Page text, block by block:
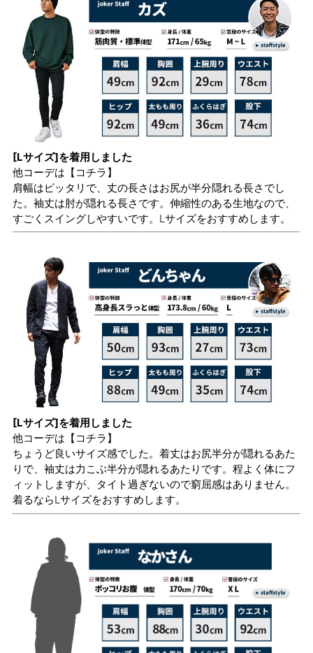
[Lサイズ]を着用しました
他コーデは 【コチラ】
肩幅はピッタリで、丈の長さはお尻が半分隠れる長さでし
た。袖丈は肘が隠れる長さです。伸縮性のある生地なので、
すごくスイングしやすいです。Lサイズをおすすめします。
[Lサイズ]を着用しました
他コーデは 【コチラ】
ちょうど良いサイズ感でした。着丈はお尻半分が隠れるあた
りで、袖丈は力こぶ半分が隠れるあたりです。程よく体にフ
ィットしますが、タイト過ぎないので窮屈感はありません。
着るならLサイズをおすすめします。